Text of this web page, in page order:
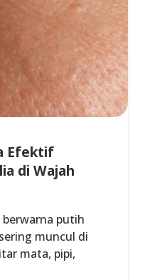
Efektif
di Wajah
putih
muncul di
mata, pipi,